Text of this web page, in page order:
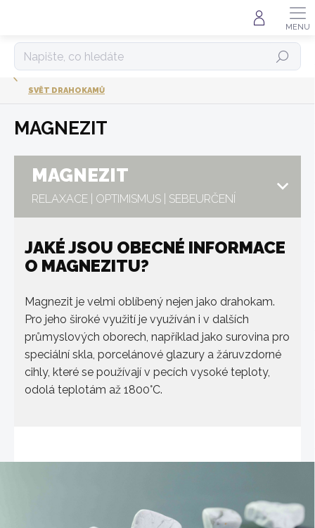
HLEDAT
SVĚT DRAHOKAMŮ
MAGNEZIT
MAGNEZIT
RELAXACE | OPTIMISMUS | SEBEURČENÍ
JAKÉ JSOU OBECNÉ INFORMACE
O MAGNEZITU?
Magnezit je velmi oblíbený nejen jako drahokam.
Pro jeho široké využití je využíván i v dalších
průmyslových oborech, například jako surovina pro
speciální skla, porcelánové glazury a žáruvzdorné
cihly, které se používají v pecích vysoké teploty,
odolá teplotám až 1800°C.